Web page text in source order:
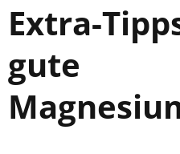
Extra-
gute